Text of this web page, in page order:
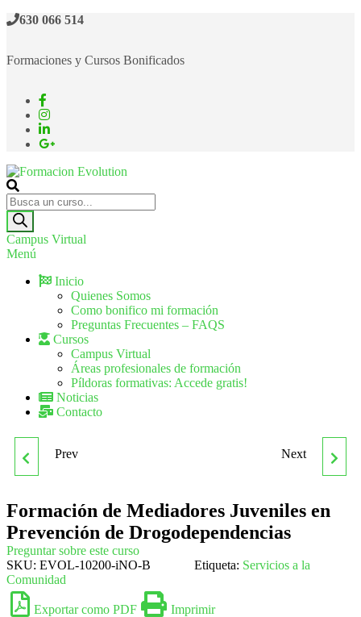
630 066 514
Formaciones y Cursos Bonificados
Formacion Evolution
Cursos de formación continua
Campus Virtual
Menú
Inicio
Quienes Somos
Como bonifico mi formación
Preguntas Frecuentes – FAQS
Cursos
Campus Virtual
Áreas profesionales de formación
Píldoras formativas: Accede gratis!
Noticias
Contacto
FMEM0109 GESTIÓN DE
FABRICACIÓN
MECÁNICA
Prev
DE PISOS DE
ALOJAMIENTOS
Next
Formación de Mediadores Juveniles en
Prevención de Drogodependencias
Preguntar sobre este curso
SKU: EVOL-10200-iNO-B Etiqueta: Servicios a la
Comunidad
Exportar como PDF Imprimir